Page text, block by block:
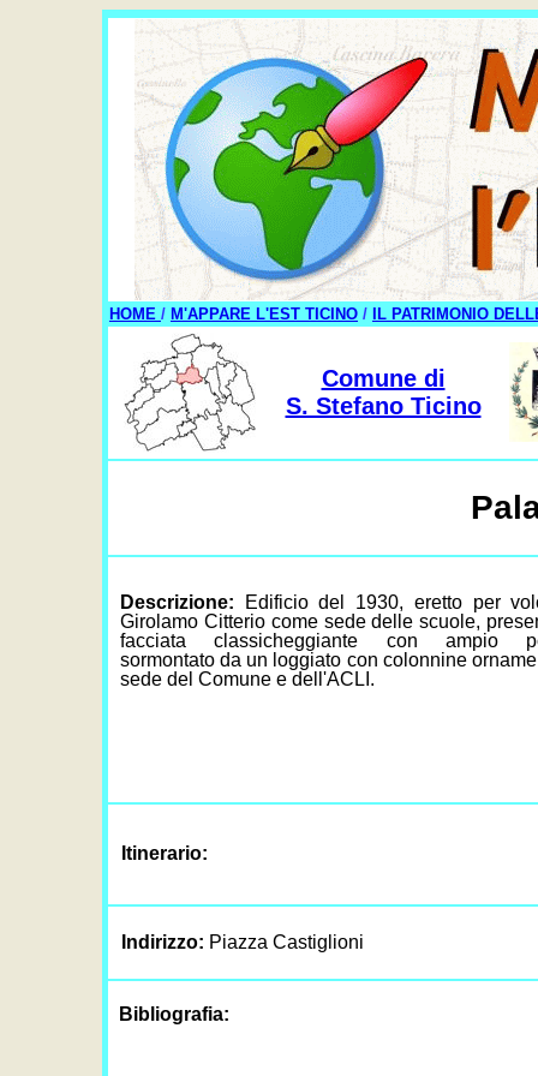
HOME / M'APPARE L'EST TICINO / IL PATRIMONIO
Comune di
S. Stefano Ticino
Descrizione: Edificio del 1930, eretto per
Girolamo Citterio come sede delle scuole,
facciata classicheggiante con ampio
sormontato da un loggiato con colonnine
sede del Comune e dell'ACLI.
Itinerario:
Indirizzo: Piazza Castiglioni
Bibliografia: